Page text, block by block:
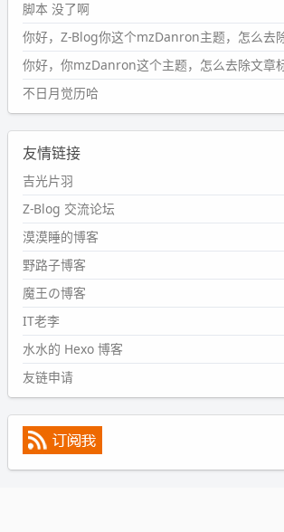
2024-09-15 10:32:07
#PubWordVSCode 内 git 操作卡住的时候
一直是个痛点，一般都是推送或拉取，今
了。。
wdssmq
2024-09-11 08:45:43
#PubWord
然后天凉了，为了应对踢被子买了睡袋，不
会略窄。。
wdssmq
2024-09-09 19:43:00
#PubWord
表，21 年 11 月底发现 B 站上线了这部，直
完，还是分两次看的。。接下来有五项是
电影 —— 略长的待办列表。。
脚本 没了啊
不日月觉历哈
友情链接
吉光片羽
Z-Blog 交流论坛
漠漠睡的博客
野路子博客
魔王の博客
IT老李
水水的 Hexo 博客
友链申请